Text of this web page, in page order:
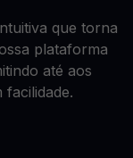
que torna
plataforma
até aos